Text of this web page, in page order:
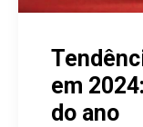
em
do ano